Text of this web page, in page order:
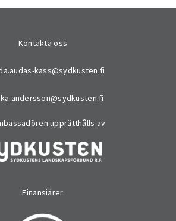
Kontakta oss
kass@sydkusten.fi
upprätthålls av
Finansiärer